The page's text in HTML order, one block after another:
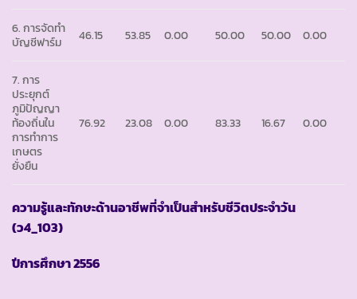
6. การจัดทำ
บัญชีฟาร์ม
46.15 53.85 0.00 50.00 50.00 0.00
7. การ
ประยุกต์
ภูมิปัญญา
ท้องถิ่นใน
การทำการ
เกษตร
ยั่งยืน
76.92 23.08 0.00 83.33 16.67 0.00
ความรู้และทักษะด้านอาชีพที่จำเป็นสำหรับชีวิตประจำวัน
(ว4_103)
ปีการศึกษา2556